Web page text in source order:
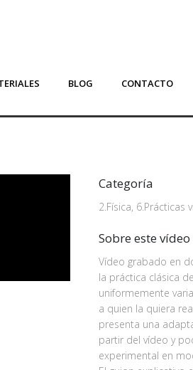
BLOG CONTACTO
Categoría
2.Física, 6.Prácticas
Sobre este vídeo
Vídeo grabado en
la práctica clásica
uniformemente
a quien la quiera
presenta una
partir del vídeo y
experimental en